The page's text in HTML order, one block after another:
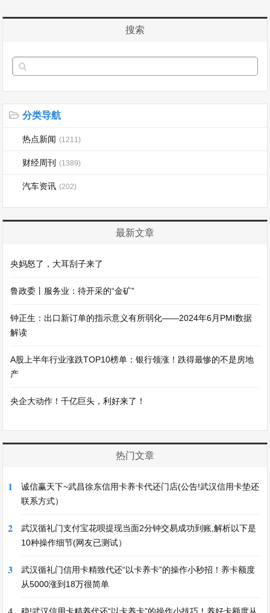
搜索
分类导航
热点新闻 (1211)
财经周刊 (1389)
汽车资讯 (202)
最新文章
央妈怒了，大耳刮子来了
鲁政委丨服务业：待开采的“金矿”
钟正生：出口新订单的指示意义有所弱化——2024年6月PMI数据
解读
A股上半年行业涨跌TOP10榜单：银行领涨！跌得最惨的不是房地
产
央企大动作！千亿巨头，利好来了！
热门文章
1
诚信赢天下~武昌徐东信用卡养卡代还门店(公告!武汉信用卡垫还
联系方式）
2
武汉循礼门支付宝花呗提现当面2分钟交易成功到账,解析以下是
10种操作细节(网友已测试）
3
武汉循礼门信用卡精致代还“以卡养卡”的操作小秒招！养卡额度
从5000涨到18万很简单